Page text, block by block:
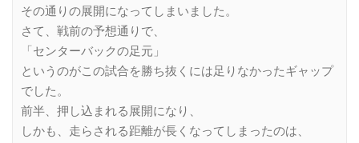
その通りの展開になってしまいました。
さて、戦前の予想通りで、
「センターバックの足元」
というのがこの試合を勝ち抜くには足りなかったギャップ
でした。
前半、押し込まれる展開になり、
しかも、走らされる距離が長くなってしまったのは、